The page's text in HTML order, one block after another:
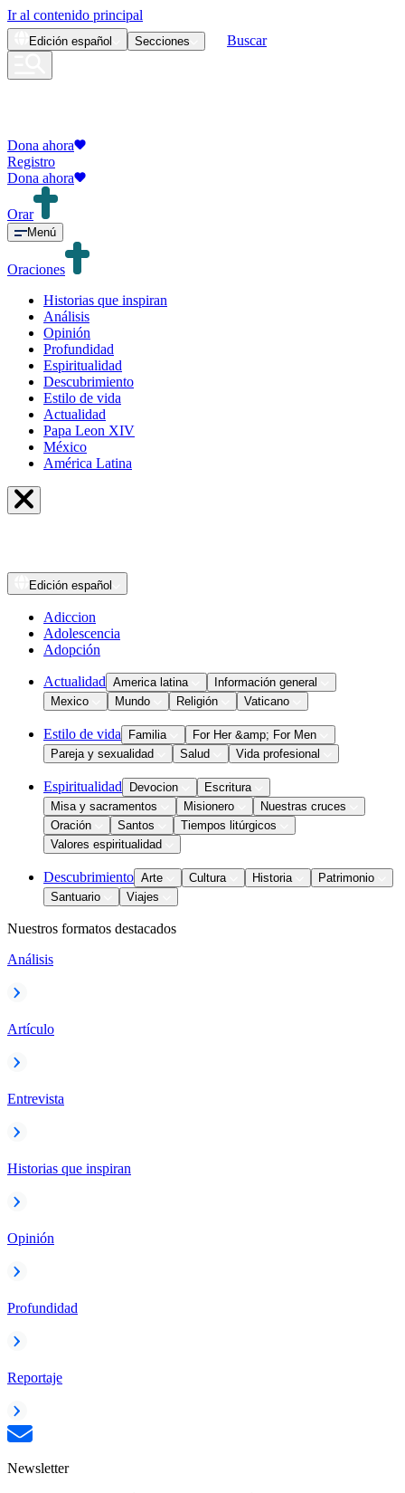
Ir al contenido principal
Edición español Secciones Buscar
Dona ahora
Registro
Dona ahora
Orar
Menú
Oraciones
Historias que inspiran
Análisis
Opinión
Profundidad
Espiritualidad
Descubrimiento
Estilo de vida
Actualidad
Papa Leon XIV
México
América Latina
Edición español
Adiccion
Adolescencia
Adopción
Actualidad America latina
Información general
Mexico
Mundo Religión Vaticano
Estilo de vida Familia
For Her &amp; For Men
Pareja y sexualidad
Salud Vida profesional
Espiritualidad Devocion
Escritura
Misa y sacramentos
Misionero
Nuestras cruces
Oración
Santos
Tiempos litúrgicos
Valores espiritualidad
Descubrimiento Arte Cultura Historia
Patrimonio
Santuario
Viajes
Nuestros formatos destacados
Análisis
Artículo
Entrevista
Historias que inspiran
Opinión
Profundidad
Reportaje
Newsletter